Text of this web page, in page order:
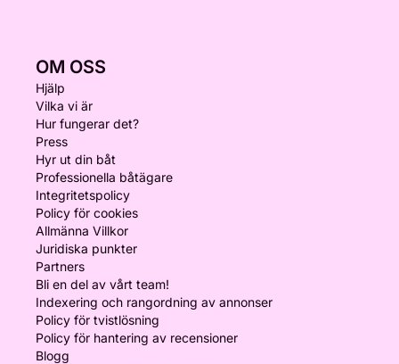
OM OSS
Hjälp
Vilka vi är
Hur fungerar det?
Press
Hyr ut din båt
Professionella båtägare
Integritetspolicy
Policy för cookies
Allmänna Villkor
Juridiska punkter
Partners
Bli en del av vårt team!
Indexering och rangordning av annonser
Policy för tvistlösning
Policy för hantering av recensioner
Blogg